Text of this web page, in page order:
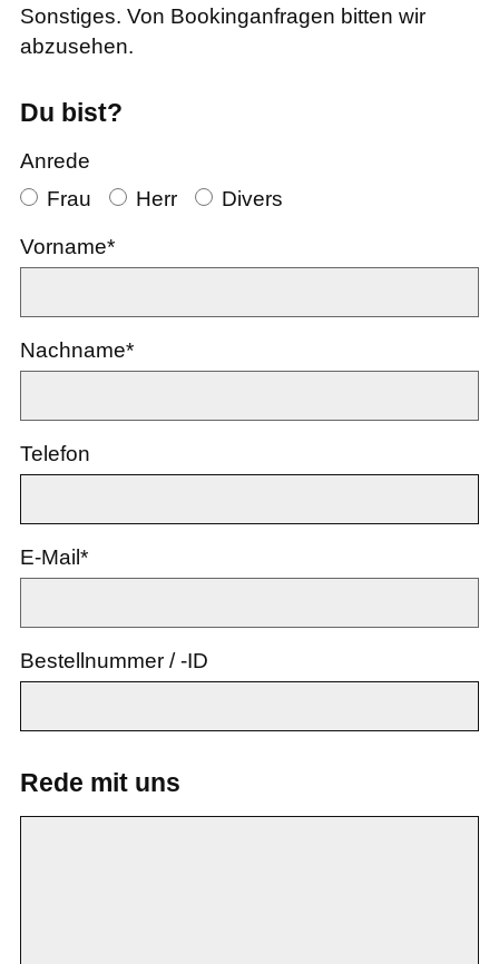
Sonstiges. Von Bookinganfragen bitten wir
abzusehen.
Du bist?
Anrede
Frau
Herr Divers
Vorname*
Nachname*
Telefon
E-Mail*
Bestellnummer / -ID
Rede mit uns